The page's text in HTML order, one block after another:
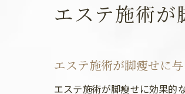
エステ施術が
エステ施術が脚瘦せに
エステ施術が脚瘦せに効果的